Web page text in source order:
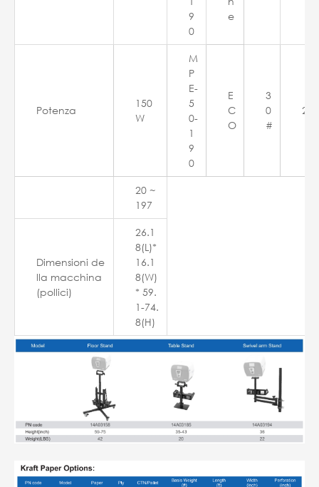
9
0
e
Potenza
150
W
M
P
E-
5
0-
1
9
0
E
C
O
3
0
#
20 ~
197
Dimensioni de
lla macchina
(pollici)
26.1
8(L)*
16.1
8(W)
* 59.
1-74.
8(H)